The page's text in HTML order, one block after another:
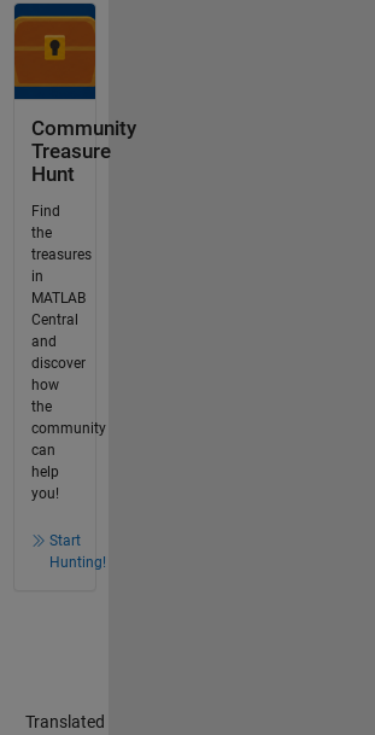
Community
Treasure
Hunt
Find
the
treasures
in
MATLAB
Central
and
discover
how
the
community
can
help
you!
Start
Hunting!
Translated